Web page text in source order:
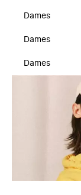
Dames
Dames
Dames